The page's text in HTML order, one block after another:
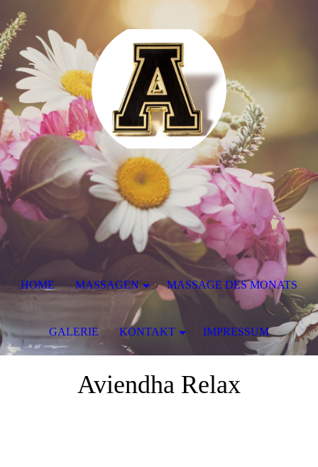
Aviendha Relax
HOME MASSAGEN MASSAGE DES MONATS
GALERIE KONTAKT IMPRESSUM